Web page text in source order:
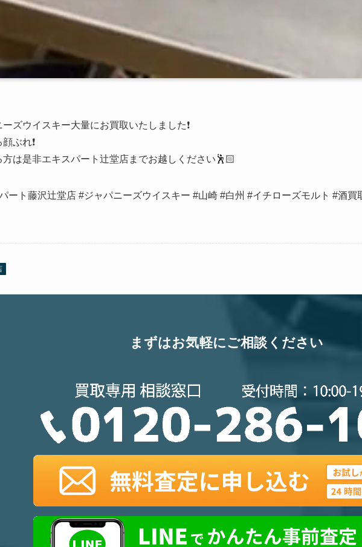
ーズウイスキー大量にお買取いたしました❗️
ぶれ❗️
方は是非エキスパート辻堂店までお越しください🕺🏻
ート藤沢辻堂店 #ジャパニーズウイスキー #山崎 #白州 #イチローズモルト #酒買
まずはお気軽にご相談ください